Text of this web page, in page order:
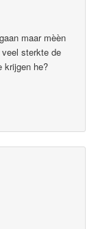
maar mèèn
sterkte de
krijgen he?